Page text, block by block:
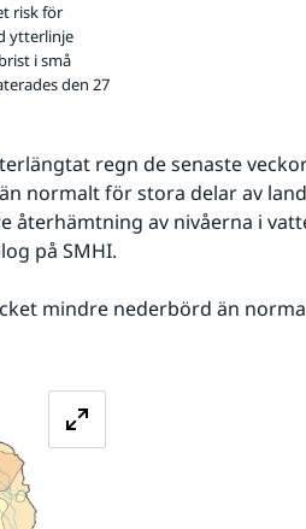
risk för
ytterlinje
i små
den 27
regn de senaste
normalt för stora delar av
återhämtning av nivåerna i
på SMHI.
mindre nederbörd än